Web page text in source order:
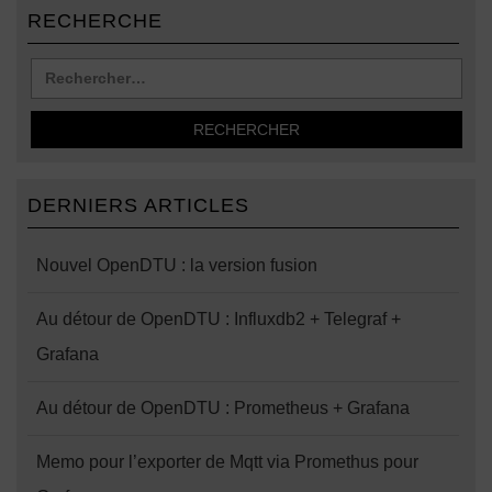
RECHERCHE
DERNIERS ARTICLES
Nouvel OpenDTU : la version fusion
Au détour de OpenDTU : Influxdb2 + Telegraf +
Grafana
Au détour de OpenDTU : Prometheus + Grafana
Memo pour l’exporter de Mqtt via Promethus pour